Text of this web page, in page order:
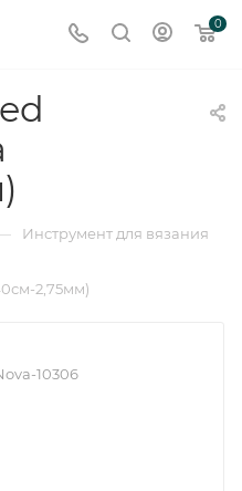
0
Инструмент для вязания
2,75мм)
10306